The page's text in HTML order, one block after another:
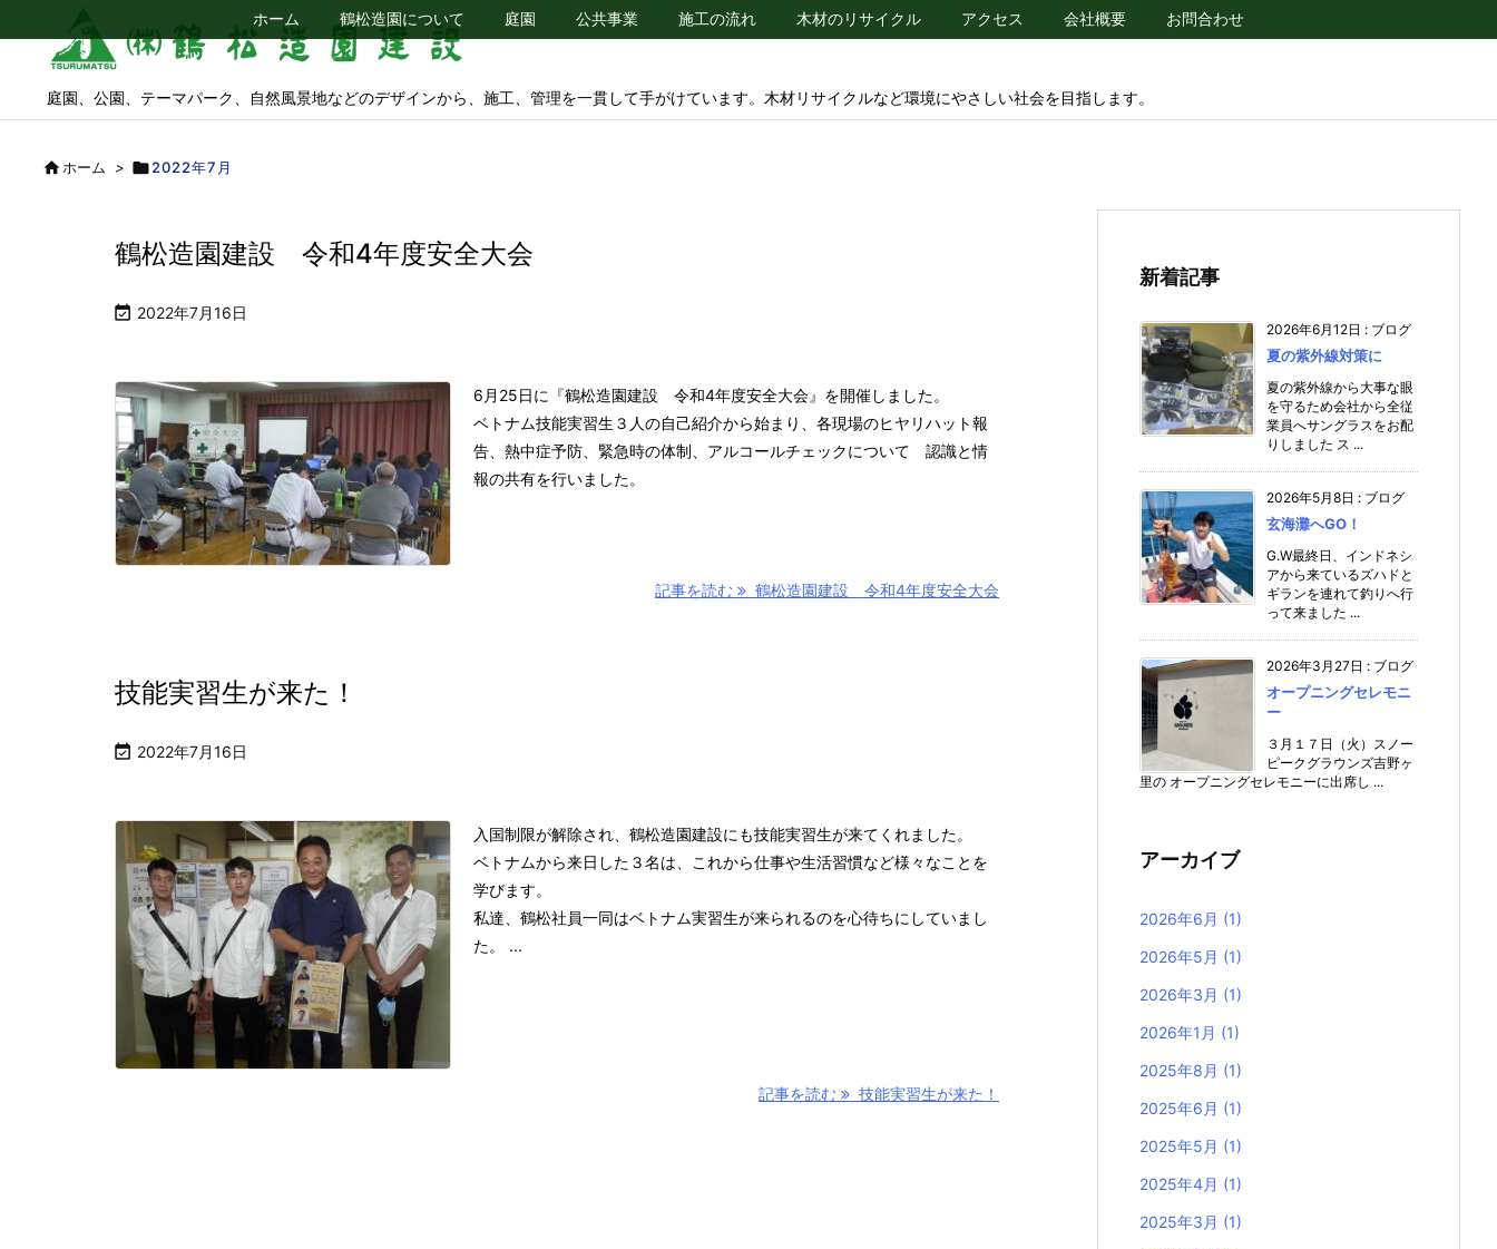
ホーム 鶴松造園について 庭園 公共事業 施工の流れ 木材のリサイクル アクセス 会社概要 お問合わせ
庭園、公園、テーマパーク、自然風景地などのデザインから、施工、管理を一貫して手がけています。木材リサイクルなど環境にやさしい社会を目指します。
ホーム > 2022年7月
鶴松造園建設 令和4年度安全大会
 2022年7月16日
6月25日に『鶴松造園建設 令和4年度安全大会』を開催しました。
ベトナム技能実習生３人の自己紹介から始まり、各現場のヒヤリハット報
告、熱中症予防、緊急時の体制、アルコールチェックについて 認識と情
報の共有を行いました。
記事を読む 鶴松造園建設 令和4年度安全大会
技能実習生が来た！
 2022年7月16日
入国制限が解除され、鶴松造園建設にも技能実習生が来てくれました。
ベトナムから来日した３名は、これから仕事や生活習慣など様々なことを
学びます。
私達、鶴松社員一同はベトナム実習生が来られるのを心待ちにしていまし
た。 ...
記事を読む 技能実習生が来た！
新着記事
2026年6月12日 : ブログ
夏の紫外線対策に
夏の紫外線から大事な眼
を守るため会社から全従
業員へサングラスをお配
りしました ス ...
2026年5月8日 : ブログ
玄海灘へGO！
G.W最終日、インドネシ
アから来ているズハドと
ギランを連れて釣りへ行
って来ました ...
2026年3月27日 : ブログ
オープニングセレモニ
ー
３月１７日（火）スノー
ピークグラウンズ吉野ヶ
里の オープニングセレモニーに出席し ...
アーカイブ
2026年6月 (1)
2026年5月 (1)
2026年3月 (1)
2026年1月 (1)
2025年8月 (1)
2025年6月 (1)
2025年5月 (1)
2025年4月 (1)
2025年3月 (1)